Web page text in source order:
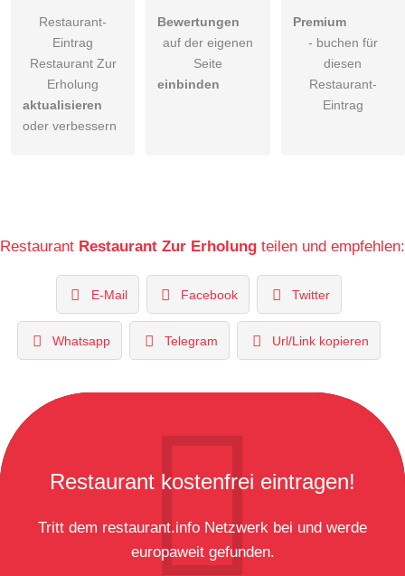
Restaurant-
Eintrag
Restaurant Zur
Erholung
aktualisieren
oder verbessern
Bewertungen
auf der eigenen
Seite
einbinden
Premium
- buchen für
diesen
Restaurant-
Eintrag
Restaurant Restaurant Zur Erholung teilen und empfehlen:
E-Mail Facebook Twitter
Whatsapp Telegram Url/Link kopieren
Restaurant kostenfrei eintragen!
Tritt dem restaurant.info Netzwerk bei und werde
europaweit gefunden.